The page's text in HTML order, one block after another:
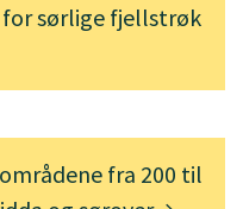
for sørlige fjellstrøk
fra 200 til